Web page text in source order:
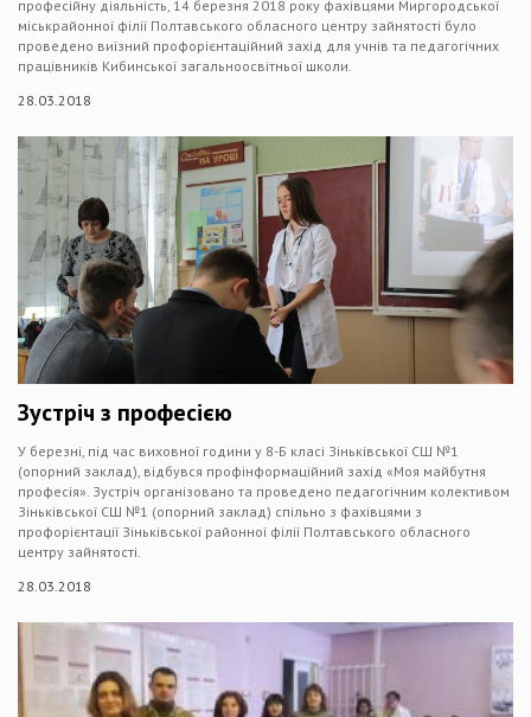
професійну діяльність, 14 березня 2018 року фахівцями Миргородської
міськрайонної філії Полтавського обласного центру зайнятості було
проведено виїзний профорієнтаційний захід для учнів та педагогічних
працівників Кибинської загальноосвітньої школи.
28.03.2018
Зустріч з професією
У березні, під час виховної години у 8-Б класі Зіньківської СШ №1
(опорний заклад), відбувся профінформаційний захід «Моя майбутня
професія». Зустріч організовано та проведено педагогічним колективом
Зіньківської СШ №1 (опорний заклад) спільно з фахівцями з
профорієнтації Зіньківської районної філії Полтавського обласного
центру зайнятості.
28.03.2018